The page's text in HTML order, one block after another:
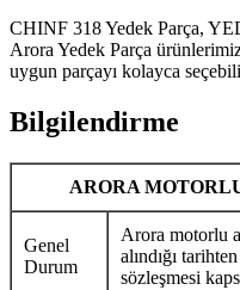
CHINF 318 Yedek Parça,
Arora Yedek Parça
uygun parçayı kolayca
Bilgilendirme
ARORA
Genel
Durum
Arora motorlu
alındığı
sözleşmesi